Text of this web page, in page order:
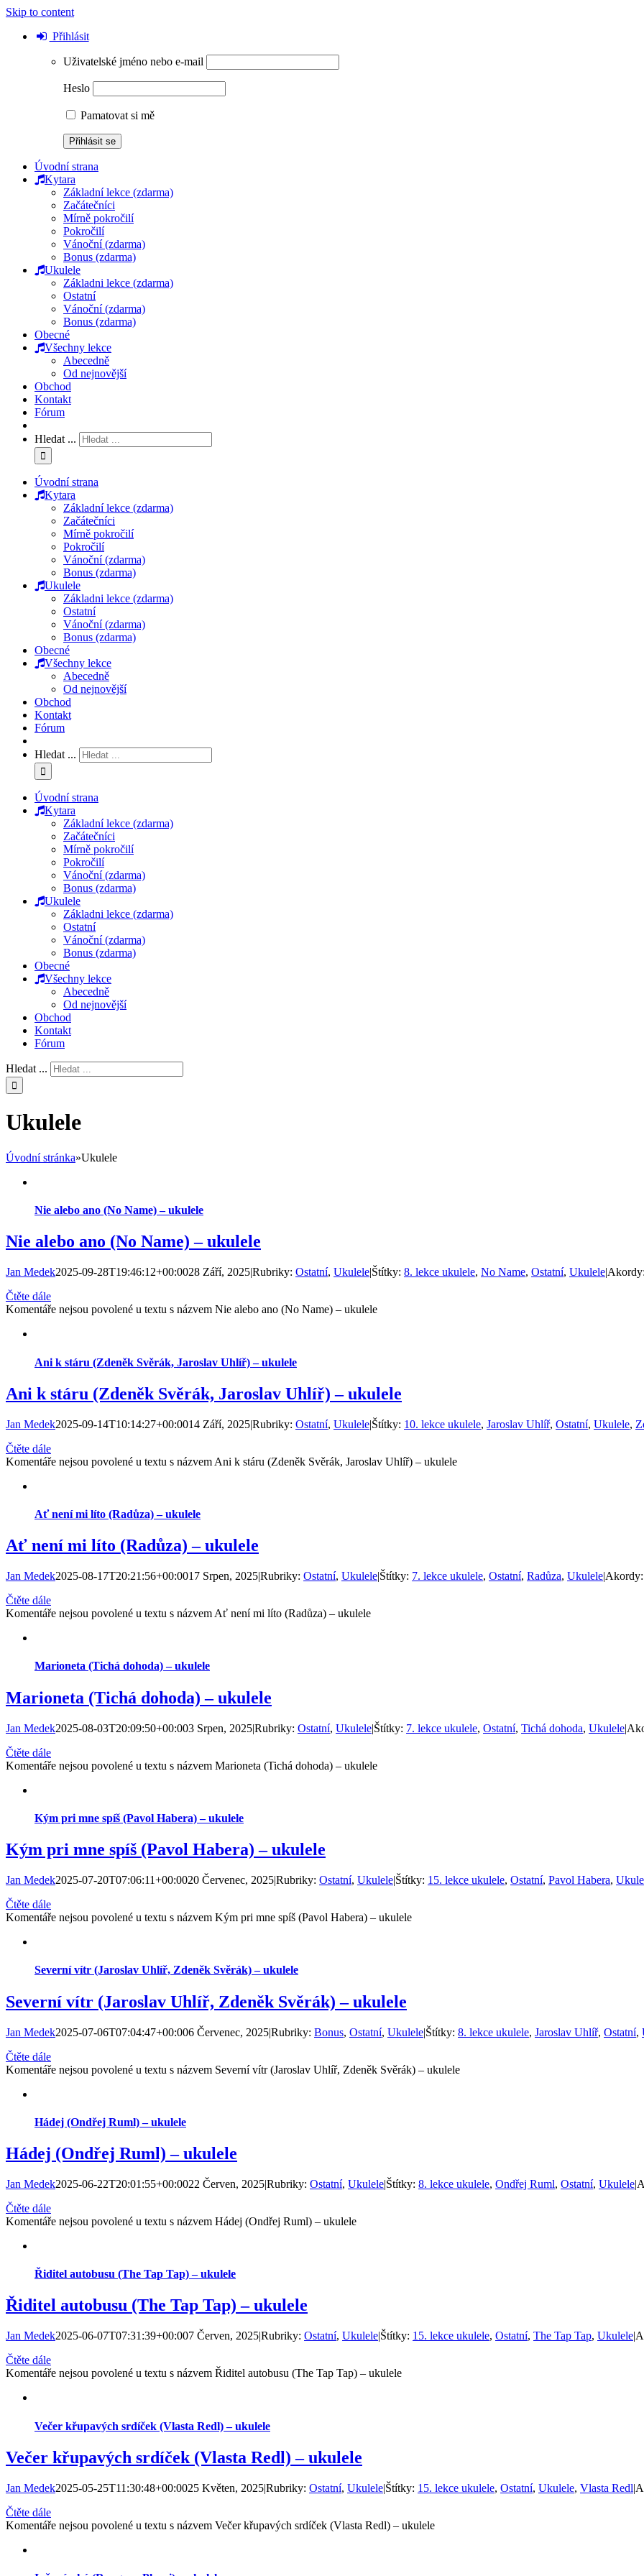
Skip to content
Přihlásit
Uživatelské jméno nebo e-mail
Heslo
Pamatovat si mě
Úvodní strana
Kytara
Základní lekce (zdarma)
Začátečníci
Mírně pokročilí
Pokročilí
Vánoční (zdarma)
Bonus (zdarma)
Ukulele
Základni lekce (zdarma)
Ostatní
Vánoční (zdarma)
Bonus (zdarma)
Obecné
Všechny lekce
Abecedně
Od nejnovější
Obchod
Kontakt
Fórum
Hledat ...
Úvodní strana
Kytara
Základní lekce (zdarma)
Začátečníci
Mírně pokročilí
Pokročilí
Vánoční (zdarma)
Bonus (zdarma)
Ukulele
Základni lekce (zdarma)
Ostatní
Vánoční (zdarma)
Bonus (zdarma)
Obecné
Všechny lekce
Abecedně
Od nejnovější
Obchod
Kontakt
Fórum
Hledat ...
Úvodní strana
Kytara
Základní lekce (zdarma)
Začátečníci
Mírně pokročilí
Pokročilí
Vánoční (zdarma)
Bonus (zdarma)
Ukulele
Základni lekce (zdarma)
Ostatní
Vánoční (zdarma)
Bonus (zdarma)
Obecné
Všechny lekce
Abecedně
Od nejnovější
Obchod
Kontakt
Fórum
Hledat ...
Ukulele
Úvodní stránka»Ukulele
Nie alebo ano (No Name) – ukulele
Nie alebo ano (No Name) – ukulele
Jan Medek2025-09-28T19:46:12+00:0028 Září, 2025|Rubriky: Ostatní, Ukulele|Štítky: 8. lekce ukulele, No Name, Ostatní, Ukulele|Akordy:
Čtěte dále
Komentáře nejsou povolené u textu s názvem Nie alebo ano (No Name) – ukulele
Ani k stáru (Zdeněk Svěrák, Jaroslav Uhlíř) – ukulele
Ani k stáru (Zdeněk Svěrák, Jaroslav Uhlíř) – ukulele
Jan Medek2025-09-14T10:14:27+00:0014 Září, 2025|Rubriky: Ostatní, Ukulele|Štítky: 10. lekce ukulele, Jaroslav Uhlíř, Ostatní, Ukulele,
Čtěte dále
Komentáře nejsou povolené u textu s názvem Ani k stáru (Zdeněk Svěrák, Jaroslav Uhlíř) – ukulele
Ať není mi líto (Radůza) – ukulele
Ať není mi líto (Radůza) – ukulele
Jan Medek2025-08-17T20:21:56+00:0017 Srpen, 2025|Rubriky: Ostatní, Ukulele|Štítky: 7. lekce ukulele, Ostatní, Radůza, Ukulele|Akordy:
Čtěte dále
Komentáře nejsou povolené u textu s názvem Ať není mi líto (Radůza) – ukulele
Marioneta (Tichá dohoda) – ukulele
Marioneta (Tichá dohoda) – ukulele
Jan Medek2025-08-03T20:09:50+00:003 Srpen, 2025|Rubriky: Ostatní, Ukulele|Štítky: 7. lekce ukulele, Ostatní, Tichá dohoda, Ukulele|
Čtěte dále
Komentáře nejsou povolené u textu s názvem Marioneta (Tichá dohoda) – ukulele
Kým pri mne spíš (Pavol Habera) – ukulele
Kým pri mne spíš (Pavol Habera) – ukulele
Jan Medek2025-07-20T07:06:11+00:0020 Červenec, 2025|Rubriky: Ostatní, Ukulele|Štítky: 15. lekce ukulele, Ostatní, Pavol Habera,
Čtěte dále
Komentáře nejsou povolené u textu s názvem Kým pri mne spíš (Pavol Habera) – ukulele
Severní vítr (Jaroslav Uhlíř, Zdeněk Svěrák) – ukulele
Severní vítr (Jaroslav Uhlíř, Zdeněk Svěrák) – ukulele
Jan Medek2025-07-06T07:04:47+00:006 Červenec, 2025|Rubriky: Bonus, Ostatní, Ukulele|Štítky: 8. lekce ukulele, Jaroslav Uhlíř, Ostatní,
Čtěte dále
Komentáře nejsou povolené u textu s názvem Severní vítr (Jaroslav Uhlíř, Zdeněk Svěrák) – ukulele
Hádej (Ondřej Ruml) – ukulele
Hádej (Ondřej Ruml) – ukulele
Jan Medek2025-06-22T20:01:55+00:0022 Červen, 2025|Rubriky: Ostatní, Ukulele|Štítky: 8. lekce ukulele, Ondřej Ruml, Ostatní, Ukulele|
Čtěte dále
Komentáře nejsou povolené u textu s názvem Hádej (Ondřej Ruml) – ukulele
Řiditel autobusu (The Tap Tap) – ukulele
Řiditel autobusu (The Tap Tap) – ukulele
Jan Medek2025-06-07T07:31:39+00:007 Červen, 2025|Rubriky: Ostatní, Ukulele|Štítky: 15. lekce ukulele, Ostatní, The Tap Tap, Ukulele|
Čtěte dále
Komentáře nejsou povolené u textu s názvem Řiditel autobusu (The Tap Tap) – ukulele
Večer křupavých srdíček (Vlasta Redl) – ukulele
Večer křupavých srdíček (Vlasta Redl) – ukulele
Jan Medek2025-05-25T11:30:48+00:0025 Květen, 2025|Rubriky: Ostatní, Ukulele|Štítky: 15. lekce ukulele, Ostatní, Ukulele, Vlasta Redl|
Čtěte dále
Komentáře nejsou povolené u textu s názvem Večer křupavých srdíček (Vlasta Redl) – ukulele